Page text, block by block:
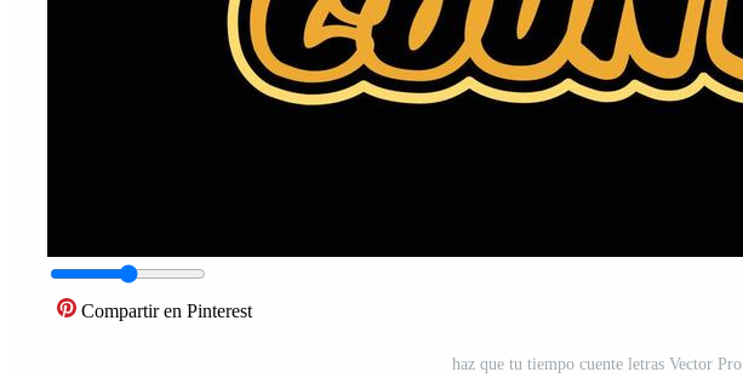
Compartir en Pinterest
haz que tu tiempo cuente letras Vector Pro